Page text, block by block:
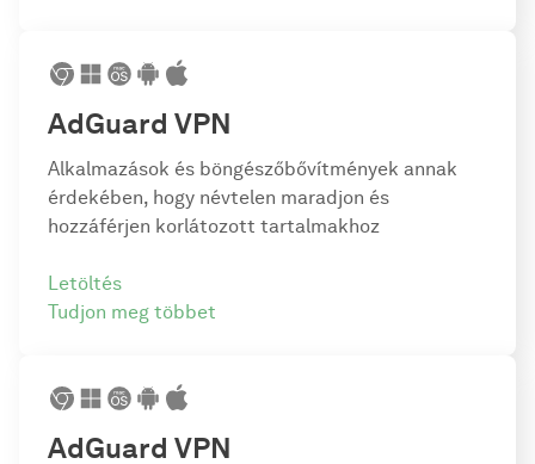
AdGuard VPN
Alkalmazások és böngészőbővítmények annak
érdekében, hogy névtelen maradjon és
hozzáférjen korlátozott tartalmakhoz
Tudjon meg többet
Letöltés
AdGuard VPN